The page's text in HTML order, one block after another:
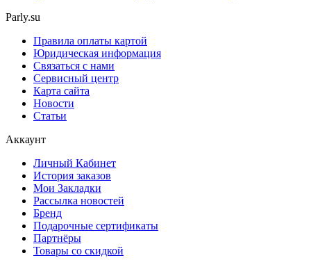
Parly.su
Правила оплаты картой
Юридическая информация
Связаться с нами
Сервисный центр
Карта сайта
Новости
Статьи
Аккаунт
Личный Кабинет
История заказов
Мои Закладки
Рассылка новостей
Бренд
Подарочные сертификаты
Партнёры
Товары со скидкой